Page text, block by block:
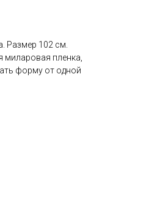
Размер 102 см.
миларовая пленка,
форму от одной